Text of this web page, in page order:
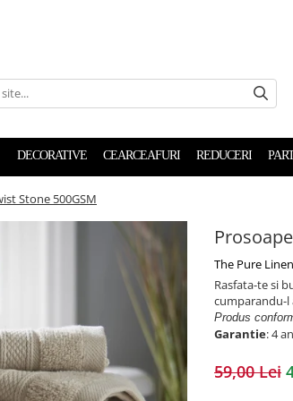
DECORATIVE CEARCEAFURI REDUCERI
Stone 500GSM
The Pure
Rasfata-te si
cumparandu-l
Produs
Garantie: 4
59,00 Lei